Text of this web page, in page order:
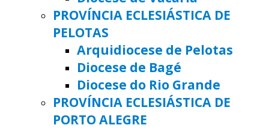
PROVÍNCIA ECLESIÁSTICA DE
PELOTAS
Arquidiocese de Pelotas
Diocese de Bagé
Diocese do Rio Grande
PROVÍNCIA ECLESIÁSTICA DE
PORTO ALEGRE